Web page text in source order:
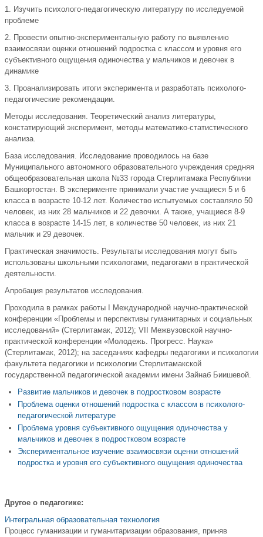
1. Изучить психолого-педагогическую литературу по исследуемой
проблеме
2. Провести опытно-экспериментальную работу по выявлению
взаимосвязи оценки отношений подростка с классом и уровня его
субъективного ощущения одиночества у мальчиков и девочек в
динамике
3. Проанализировать итоги эксперимента и разработать психолого-
педагогические рекомендации.
Методы исследования. Теоретический анализ литературы,
констатирующий эксперимент, методы математико-статистического
анализа.
База исследования. Исследование проводилось на базе
Муниципального автономного образовательного учреждения средняя
общеобразовательная школа №33 города Стерлитамака Республики
Башкортостан. В эксперименте принимали участие учащиеся 5 и 6
класса в возрасте 10-12 лет. Количество испытуемых составляло 50
человек, из них 28 мальчиков и 22 девочки. А также, учащиеся 8-9
класса в возрасте 14-15 лет, в количестве 50 человек, из них 21
мальчик и 29 девочек.
Практическая значимость. Результаты исследования могут быть
использованы школьными психологами, педагогами в практической
деятельности.
Апробация результатов исследования.
Проходила в рамках работы І Международной научно-практической
конференции «Проблемы и перспективы гуманитарных и социальных
исследований» (Стерлитамак, 2012); VІІ Межвузовской научно-
практической конференции «Молодежь. Прогресс. Наука»
(Стерлитамак, 2012); на заседаниях кафедры педагогики и психологии
факультета педагогики и психологии Стерлитамакской
государственной педагогической академии имени Зайнаб Биишевой.
Развитие мальчиков и девочек в подростковом возрасте
Проблема оценки отношений подростка с классом в психолого-
педагогической литературе
Проблема уровня субъективного ощущения одиночества у
мальчиков и девочек в подростковом возрасте
Экспериментальное изучение взаимосвязи оценки отношений
подростка и уровня его субъективного ощущения одиночества
Другое о педагогике:
Интегральная образовательная технология
Процесс гуманизации и гуманитаризации образования, приняв